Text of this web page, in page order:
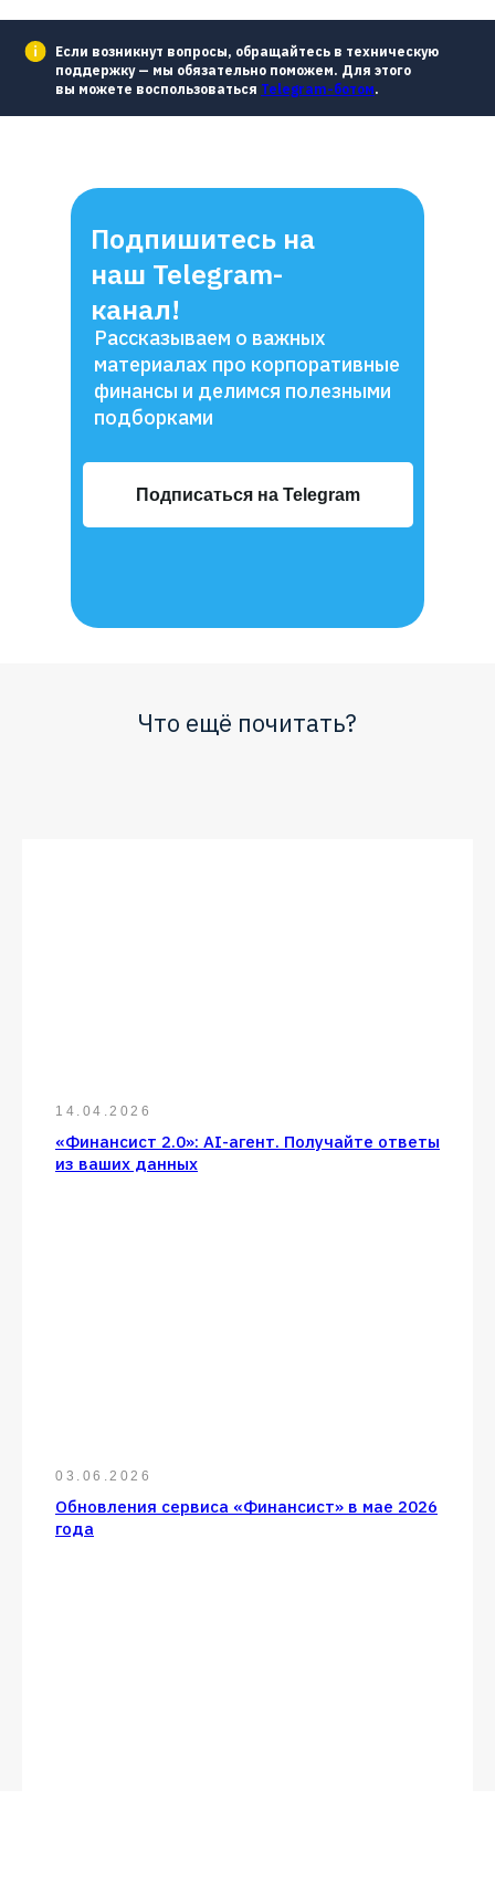
Если возникнут вопросы, обращайтесь в техническую
поддержку — мы обязательно поможем. Для этого
вы можете воспользоваться Telegram-ботом.
Подпишитесь на
наш Telegram-
канал!
Подписаться на Telegram
Рассказываем о важных
материалах про корпоративные
финансы и делимся полезными
подборками
Что ещё почитать?
14.04.2026
«Финансист 2.0»: AI-агент. Получайте ответы
из ваших данных
03.06.2026
Обновления сервиса «Финансист» в мае 2026
года